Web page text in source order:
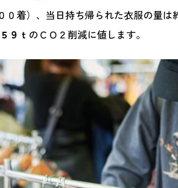
０着）、当日持ち帰られた衣服の量は
９ｔ のＣＯ２削減に値します。